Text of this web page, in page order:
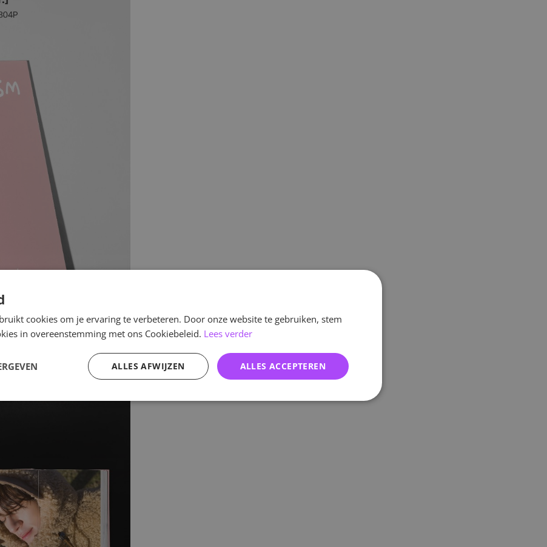
cookies om je ervaring te verbeteren. Door onze website te gebruiken, stem
in overeenstemming met ons Cookiebeleid. Lees verder
ALLES ACCEPTEREN
ALLES AFWIJZEN